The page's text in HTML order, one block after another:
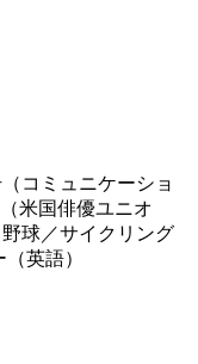
コミュニケーショ
米国俳優ユニオ
球／サイクリング
英語）